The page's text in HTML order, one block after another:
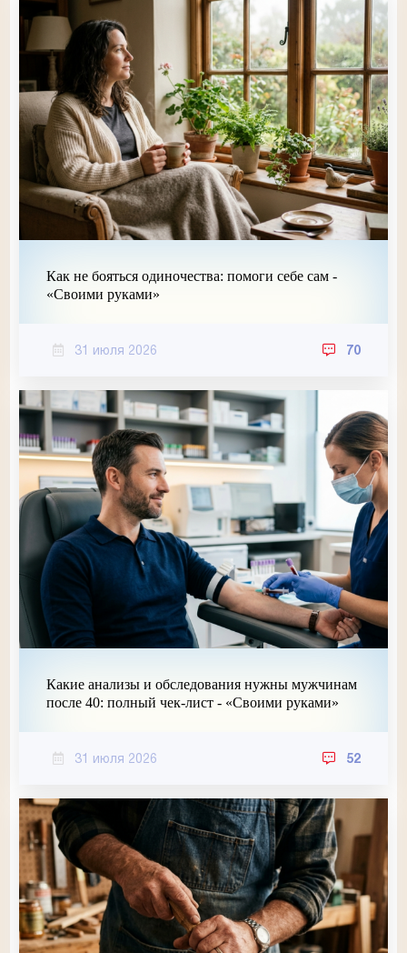
Как не бояться одиночества: помоги себе сам -
«Своими руками»
31 июля 2026 70
Какие анализы и обследования нужны мужчинам
после 40: полный чек-лист - «Своими руками»
31 июля 2026 52